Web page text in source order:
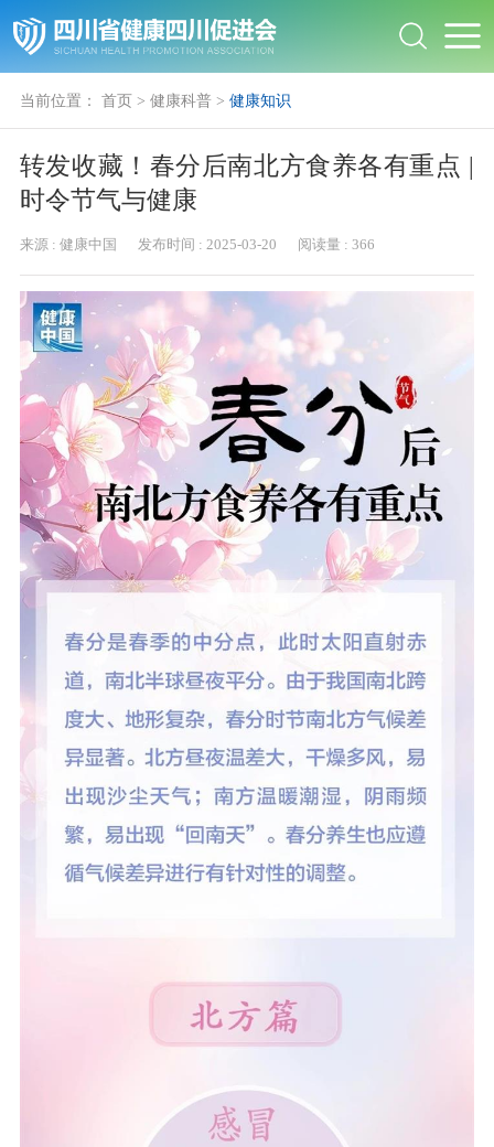
当前位置： 首页 > 健康科普 > 健康知识
转发收藏！春分后南北方食养各有重点 |
时令节气与健康
来源 : 健康中国 发布时间 :2025-03-20 阅读量 :366